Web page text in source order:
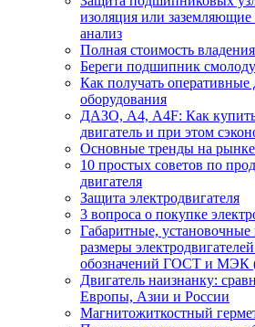
изоляция или
анализ
Полная стоимость владения
Береги подшипник
Как получать оперативные
оборудования
ДАЗО, А4, А4F: Как купить
двигатель и при этом
Основные тренды на
10 простых советов по
двигателя
Защита электродвигателя
3 вопроса о покупке
Габаритные,
размеры
обозначений ГОСТ и МЭК
Двигатель наизнанку:
Европы, Азии и России
Магнитожиткостный